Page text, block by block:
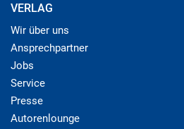
VERLAG
Wir über uns
Ansprechpartner
Jobs
Service
Presse
Autorenlounge